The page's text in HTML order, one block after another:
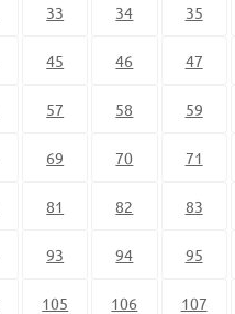
33 34 35
45 46 47
57 58 59
69 70 71
81 82 83
93 94 95
105 106 107